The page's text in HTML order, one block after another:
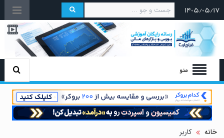
۱۴۰۵/۰۵/۱۷
منو
خانه کاربر